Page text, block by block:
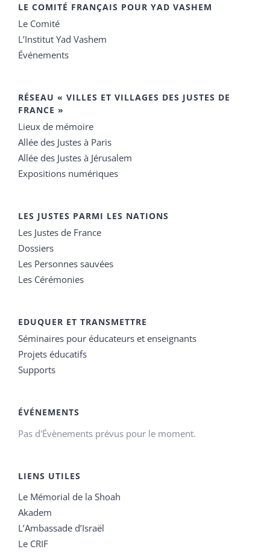
LE COMITÉ FRANÇAIS POUR YAD VASHEM
Le Comité
L’Institut Yad Vashem
Événements
RÉSEAU « VILLES ET VILLAGES DES JUSTES DE
FRANCE »
Lieux de mémoire
Allée des Justes à Paris
Allée des Justes à Jérusalem
Expositions numériques
LES JUSTES PARMI LES NATIONS
Les Justes de France
Dossiers
Les Personnes sauvées
Les Cérémonies
EDUQUER ET TRANSMETTRE
Séminaires pour éducateurs et enseignants
Projets éducatifs
Supports
ÉVÉNEMENTS
Pas d'Évènements prévus pour le moment.
LIENS UTILES
Le Mémorial de la Shoah
Akadem
L’Ambassade d’Israël
Le CRIF